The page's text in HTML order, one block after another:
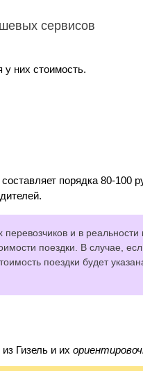
сервисов
них стоимость.
порядка 80-100
и в реальности
поездки. В случае,
поездки будет
Гизель и их